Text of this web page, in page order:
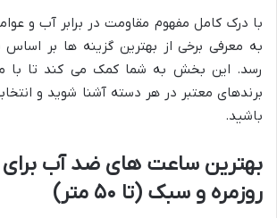
با درک کامل مفهوم مقاومت در برابر آب و
به معرفی برخی از بهترین گزینه ها بر
رسد. این بخش به شما کمک می کند تا با
برندهای معتبر در هر دسته آشنا شوید و
باشید.
بهترین ساعت های ضد آب برای
روزمره و سبک (تا ۵۰ متر)